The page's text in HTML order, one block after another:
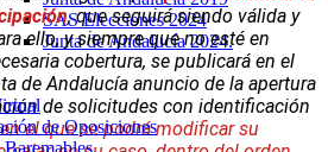
SAS Elecciones 2024
Junta de Andalucía 2024.
de Oposiciones
Baremables
, que seguirá siendo válida y
ello, y siempre que no esté en
cobertura, se publicará en el
de Andalucía anuncio de la apertura
de solicitudes con identificación
en el que se podrá modificar su